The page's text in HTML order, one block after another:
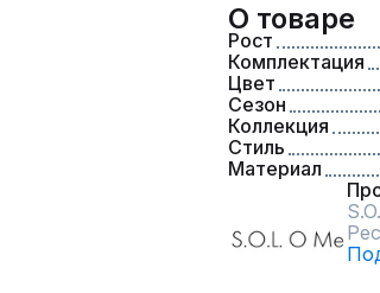
О товаре
Рост
Комплектация
Цвет
Сезон
Коллекция
Стиль
Материал